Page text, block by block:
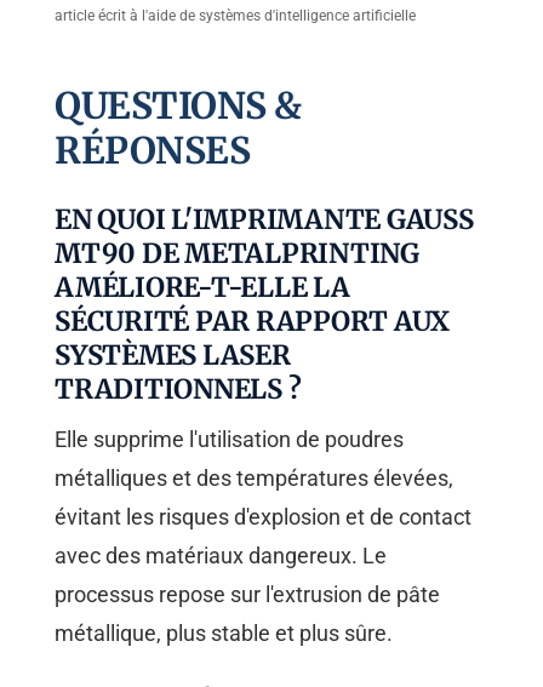
article écrit à l'aide de systèmes d'intelligence artificielle
QUESTIONS &
RÉPONSES
EN QUOI L'IMPRIMANTE GAUSS
MT90 DE METALPRINTING
AMÉLIORE-T-ELLE LA
SÉCURITÉ PAR RAPPORT AUX
SYSTÈMES LASER
TRADITIONNELS ?
Elle supprime l'utilisation de poudres
métalliques et des températures élevées,
évitant les risques d'explosion et de contact
avec des matériaux dangereux. Le
processus repose sur l'extrusion de pâte
métallique, plus stable et plus sûre.